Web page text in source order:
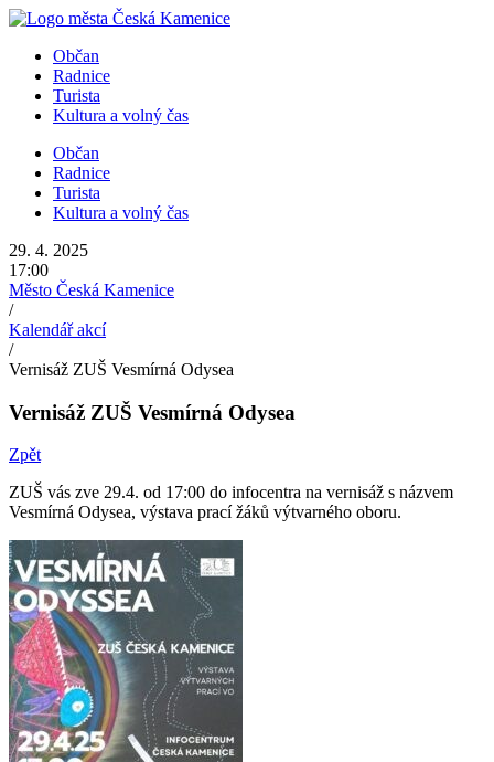
Přejít
obsahuObčan
Radnice
Turista
Kultura a volný čas
Občan
Radnice
Turista
Kultura a volný čas
29. 4. 2025
17:00
Město Česká Kamenice
/
Kalendář akcí
/
Vernisáž ZUŠ Vesmírná Odysea
Vernisáž ZUŠ Vesmírná Odysea
Zpět
ZUŠ vás zve 29.4. od 17:00 do infocentra na vernisáž s názvem
Vesmírná Odysea, výstava prací žáků výtvarného oboru.